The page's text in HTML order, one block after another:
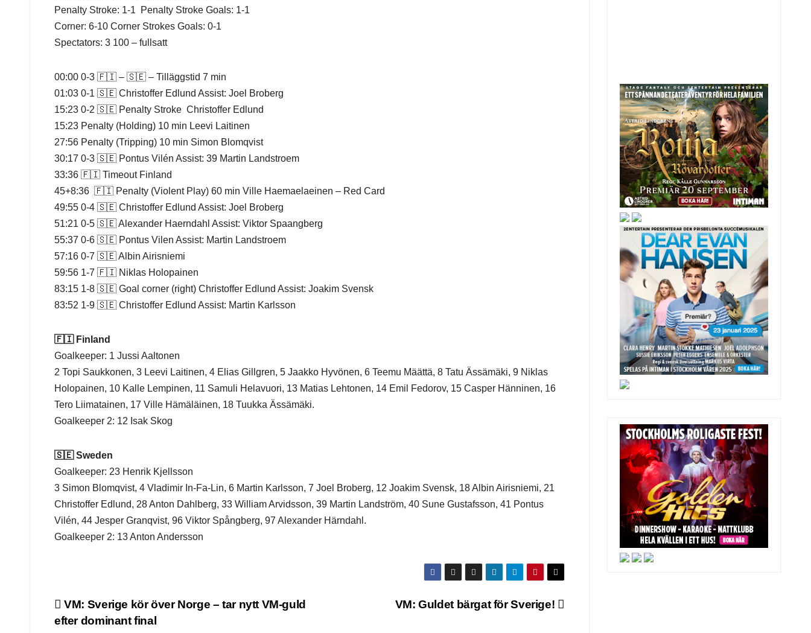
Penalty Stroke: 1-1 Penalty Stroke Goals: 1-1
Corner: 6-10 Corner Strokes Goals: 0-1
Spectators: 3 100 – fullsatt
00:00 0-3 🇫🇮 – 🇸🇪 – Tilläggstid 7 min
01:03 0-1 🇸🇪 Christoffer Edlund Assist: Joel Broberg
15:23 0-2 🇸🇪 Penalty Stroke Christoffer Edlund
15:23 Penalty (Holding) 10 min Leevi Laitinen
27:56 Penalty (Tripping) 10 min Simon Blomqvist
30:17 0-3 🇸🇪 Pontus Vilén Assist: 39 Martin Landstroem
33:36 🇫🇮 Timeout Finland
45+8:36 🇫🇮 Penalty (Violent Play) 60 min Ville Haemaelaeinen – Red Card
49:55 0-4 🇸🇪 Christoffer Edlund Assist: Joel Broberg
51:21 0-5 🇸🇪 Alexander Haerndahl Assist: Viktor Spaangberg
55:37 0-6 🇸🇪 Pontus Vilen Assist: Martin Landstroem
57:16 0-7 🇸🇪 Albin Airisniemi
59:56 1-7 🇫🇮 Niklas Holopainen
83:15 1-8 🇸🇪 Goal corner (right) Christoffer Edlund Assist: Joakim Svensk
83:52 1-9 🇸🇪 Christoffer Edlund Assist: Martin Karlsson
🇫🇮 Finland
Goalkeeper: 1 Jussi Aaltonen
2 Topi Saukkonen, 3 Leevi Laitinen, 4 Elias Gillgren, 5 Jaakko Hyvönen, 6 Teemu Määttä, 8 Tatu Ässämäki, 9 Niklas
Holopainen, 10 Kalle Lempinen, 11 Samuli Helavuori, 13 Matias Lehtonen, 14 Emil Fedorov, 15 Casper Hänninen, 16
Tero Liimatainen, 17 Ville Hämäläinen, 18 Tuukka Ässämäki.
Goalkeeper 2: 12 Isak Skog
🇸🇪 Sweden
Goalkeeper: 23 Henrik Kjellsson
3 Simon Blomqvist, 4 Vladimir In‑Fa‑Lin, 6 Martin Karlsson, 7 Joel Broberg, 12 Joakim Svensk, 18 Albin Airisniemi, 21
Christoffer Edlund, 28 Anton Dahlberg, 33 William Arvidsson, 39 Martin Landström, 40 Sune Gustafsson, 41 Pontus
Vilén, 44 Jesper Granqvist, 96 Viktor Spångberg, 97 Alexander Härndahl.
Goalkeeper 2: 13 Anton Andersson
Post
VM: Guldet bärgat för Sverige!
VM: Sverige kör över Norge – tar nytt VM‑guld
efter dominant final